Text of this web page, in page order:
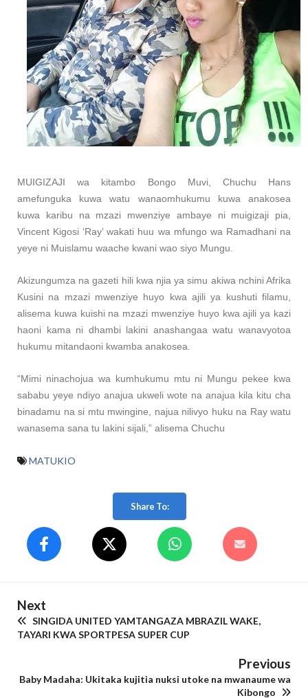
OSCAR ASSENGA-Aug 05 2026
TIRDO YAFICHUA FURSA ZA
OSCAR ASSENGA-Aug 05 2026
MUIGIZAJI wa kitambo Bongo Muvi, Chuchu Hans
amefunguka kuwa watu wanaomhukumu kuwa anakosea
kuwa karibu na mzazi mwenziye ambaye ni muigizaji pia,
Vincent Kigosi ‘Ray’ wakati huu wa mfungo wa Ramadhani na
yeye ni Muislamu waache kwani wao siyo Mungu.
Akizungumza na gazeti hili kwa njia ya simu akiwa nchini Afrika
Kusini na mzazi mwenziye huyo kwa ajili ya kushuti filamu,
alisema kuwa kuishi na mzazi mwenziye huyo kwa ajili ya kazi
haoni kama ni dhambi lakini anashangaa watu wanavyotoa
hukumu mitandaoni kwamba anakosea.
“Mimi ninachojua wa kumhukumu mtu ni Mungu pekee kwa
sababu yeye ndiyo anajua ukweli wote na anajua kila kitu cha
binadamu na si mtu mwingine, najua nilivyo huku na Ray watu
wanasema sana tu lakini sijali,” alisema Chuchu
MATUKIO
Share To:
Next
SINGIDA UNITED YAMTANGAZA MBRAZIL WAKE,
TAYARI KWA SPORTPESA SUPER CUP
Previous
Baby Madaha: Ukitaka kujitia nuksi utoke na mwanaume wa
Kibongo